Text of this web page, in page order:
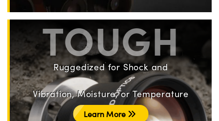
TOUGH
Ruggedized for Shock and
Vibration, Moisture, or Temperature
Learn More